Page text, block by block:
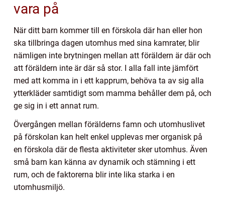
vara på
När ditt barn kommer till en förskola där han eller hon
ska tillbringa dagen utomhus med sina kamrater, blir
nämligen inte brytningen mellan att föräldern är där och
att föräldern inte är där så stor. I alla fall inte jämfört
med att komma in i ett kapprum, behöva ta av sig alla
ytterkläder samtidigt som mamma behåller dem på, och
ge sig in i ett annat rum.
Övergången mellan förälderns famn och utomhuslivet
på förskolan kan helt enkel upplevas mer organisk på
en förskola där de flesta aktiviteter sker utomhus. Även
små barn kan känna av dynamik och stämning i ett
rum, och de faktorerna blir inte lika starka i en
utomhusmiljö.